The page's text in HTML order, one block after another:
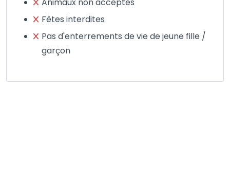
Animaux non acceptés
Fêtes interdites
Pas d'enterrements de vie de jeune fille /
garçon